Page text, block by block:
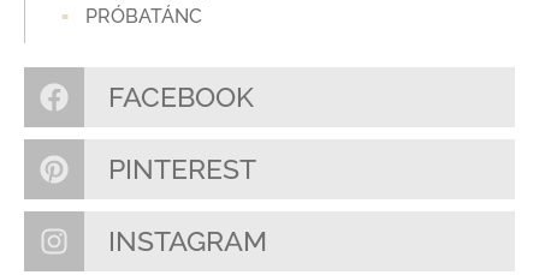
PRÓBATÁNC
FACEBOOK
PINTEREST
INSTAGRAM